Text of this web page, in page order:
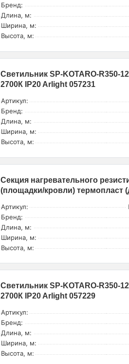
Бренд:
Длина, м:
Ширина, м:
Высота, м:
Светильник SP-KOTARO-R350-
2700К IP20 Arlight 057231
Артикул:
Бренд:
Длина, м:
Ширина, м:
Высота, м:
Секция нагревательного
(площадки/кровли) термопласт
Артикул:
Бренд:
Длина, м:
Ширина, м:
Высота, м:
Светильник SP-KOTARO-R350-
2700К IP20 Arlight 057229
Артикул:
Бренд:
Длина, м:
Ширина, м:
Высота, м: